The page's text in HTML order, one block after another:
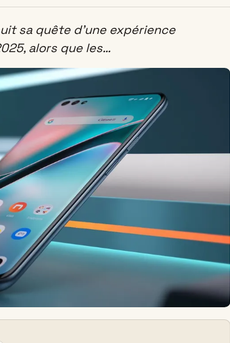
sa quête d’une expérience
alors que les…